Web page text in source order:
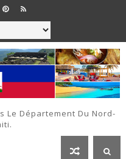
Le Département Du Nord-